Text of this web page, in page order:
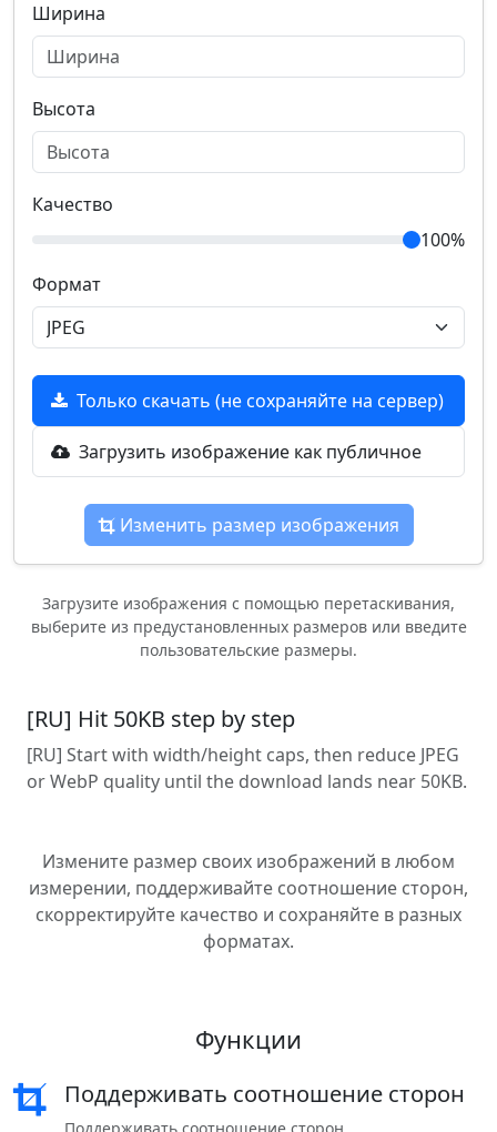
Ширина
Высота
Качество
100%
Формат
Только скачать (не сохраняйте на сервер)
Загрузить изображение как публичное
Изменить размер изображения
Загрузите изображения с помощью перетаскивания,
выберите из предустановленных размеров или введите
пользовательские размеры.
[RU] Hit 50KB step by step
[RU] Start with width/height caps, then reduce JPEG
or WebP quality until the download lands near 50KB.
Измените размер своих изображений в любом
измерении, поддерживайте соотношение сторон,
скорректируйте качество и сохраняйте в разных
форматах.
Функции
Поддерживать соотношение сторон